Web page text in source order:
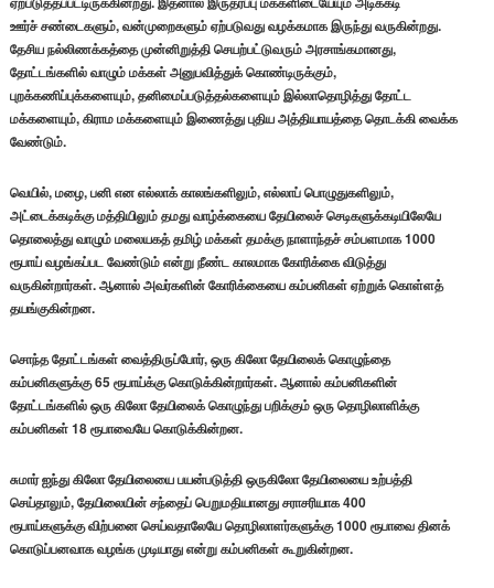
ஊர்ச் சண்டைகளும், வன்முறைகளும் ஏற்படுவது வழக்கமாக இருந்து வருகின்றது.
தேசிய நல்லிணக்கத்தை முன்னிறுத்தி செயற்பட்டுவரும் அரசாங்கமானது,
தோட்டங்களில் வாழும் மக்கள் அனுபவித்துக் கொண்டிருக்கும்,
புறக்கணிப்புக்களையும், தனிமைப்படுத்தல்களையும் இல்லாதொழித்து தோட்ட
மக்களையும், கிராம மக்களையும் இணைத்து புதிய அத்தியாயத்தை தொடக்கி வைக்க
வேண்டும்.
வெயில், மழை, பனி என எல்லாக் காலங்களிலும், எல்லாப் பொழுதுகளிலும்,
அட்டைக்கடிக்கு மத்தியிலும் தமது வாழ்க்கையை தேயிலைச் செடிகளுக்கடியிலேயே
தொலைத்து வாழும் மலையகத் தமிழ் மக்கள் தமக்கு நாளாந்தச் சம்பளமாக 1000
ரூபாய் வழங்கப்பட வேண்டும் என்று நீண்ட காலமாக கோரிக்கை விடுத்து
வருகின்றார்கள். ஆனால் அவர்களின் கோரிக்கையை கம்பனிகள் ஏற்றுக் கொள்ளத்
தயங்குகின்றன.
சொந்த தோட்டங்கள் வைத்திருப்போர், ஒரு கிலோ தேயிலைக் கொழுந்தை
கம்பனிகளுக்கு 65 ரூபாய்க்கு கொடுக்கின்றார்கள். ஆனால் கம்பனிகளின்
தோட்டங்களில் ஒரு கிலோ தேயிலைக் கொழுந்து பறிக்கும் ஒரு தொழிலாளிக்கு
கம்பனிகள் 18 ரூபாவையே கொடுக்கின்றன.
சுமார் ஐந்து கிலோ தேயிலையை பயன்படுத்தி ஒருகிலோ தேயிலையை உற்பத்தி
செய்தாலும், தேயிலையின் சந்தைப் பெறுமதியானது சராசரியாக 400
ரூபாய்களுக்கு விற்பனை செய்வதாலேயே தொழிலாளர்களுக்கு 1000 ரூபாவை தினக்
கொடுப்பனவாக வழங்க முடியாது என்று கம்பனிகள் கூறுகின்றன.